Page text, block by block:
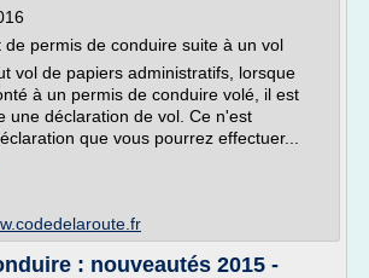
de permis de conduire suite à un vol
vol de papiers administratifs, lorsque
à un permis de conduire volé, il est
une déclaration de vol. Ce n'est
que vous pourrez effectuer...
: nouveautés 2015 -